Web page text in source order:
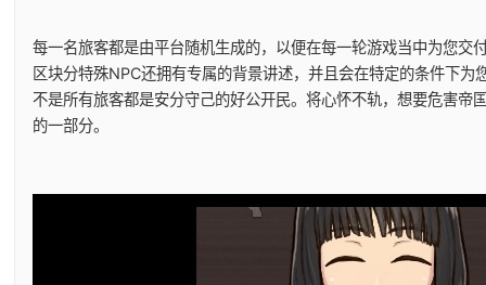
每一名旅客都是由平台随机生成的，以便在每一轮游戏当中为您交
区块分特殊NPC还拥有专属的背景讲述，并且会在特定的条件下为
不是所有旅客都是安分守己的好公开民。将心怀不轨，想要危害帝
的一部分。